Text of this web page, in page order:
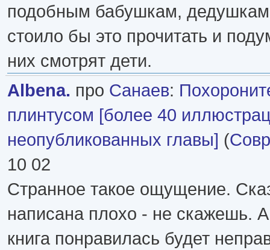
подобным бабушкам,
стоило бы это прочитать и
них смотрят дети.
Albena. про Санаев:
плинтусом [более 40
неопубликованных главы] (
10 02
Странное такое ощущение.
написана плохо - не скажешь. А
книга понравилась будет